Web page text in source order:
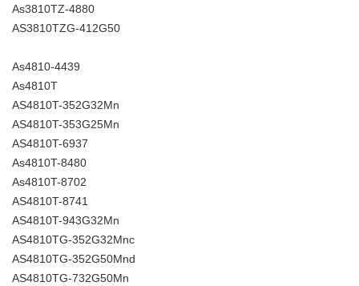
As3810TZ-4880
AS3810TZG-412G50
As4810-4439
As4810T
AS4810T-352G32Mn
AS4810T-353G25Mn
AS4810T-6937
As4810T-8480
As4810T-8702
AS4810T-8741
AS4810T-943G32Mn
AS4810TG-352G32Mnc
AS4810TG-352G50Mnd
AS4810TG-732G50Mn